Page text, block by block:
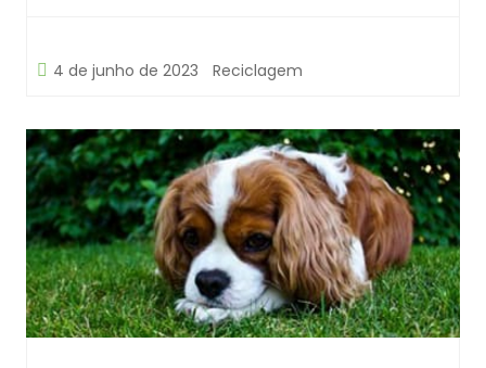
4 de junho de 2023 Reciclagem